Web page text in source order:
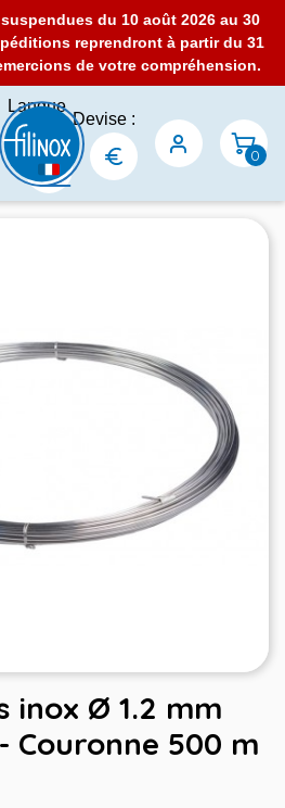
du 10 août 2026 au 30
reprendront à partir du 31
de votre compréhension.
Langue
:
Devise :
0
inox Ø 1.2 mm
Couronne 500 m